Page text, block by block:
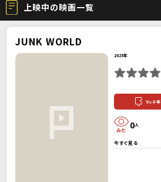
上映中の映画一覧
JUNK WORLD
2025年
マッチ率
0人
今すぐ見る